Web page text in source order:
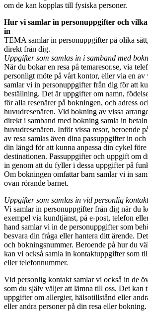
om de kan kopplas till fysiska personer.
Hur vi samlar in personuppgifter och
in
TEMA samlar in personuppgifter på olika
direkt från dig.
Uppgifter som samlas in i samband med
När du bokar en resa på temaresor.se, via
personligt möte på vårt kontor, eller via en av
samlar vi in personuppgifter från dig för att
beställning. Det är uppgifter om namn,
för alla resenärer på bokningen, och adress
huvudresenären. Vid bokning av vissa
direkt i samband med bokning samla in
huvudresenären. Inför vissa resor, beroende
av resa samlas även dina passuppgifter in
din längd för att kunna anpassa din cykel
destinationen. Passuppgifter och uppgift om
in genom att du fyller i dessa uppgifter på
Om bokningen omfattar barn samlar vi in
ovan rörande barnet.
Uppgifter som samlas in vid personlig kontakt
Vi samlar in personuppgifter från dig när du
exempel via kundtjänst, på e-post, telefon
hand samlar vi in de personuppgifter som
besvara din fråga eller hantera ditt ärende.
och bokningsnummer. Beroende på hur du
kan vi också samla in kontaktuppgifter som
eller telefonnummer.
Vid personlig kontakt samlar vi också in de
som du själv väljer att lämna till oss. Det kan
uppgifter om allergier, hälsotillstånd eller
eller andra personer på din resa eller bokning.